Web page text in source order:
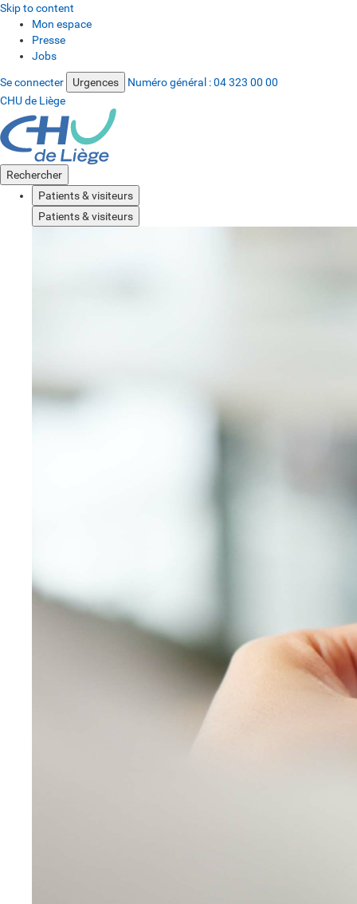
Skip to content
Mon espace
Presse
Jobs
Se connecter Urgences Numéro général :04 323 00 00
CHU de Liège
Rechercher
Patients & visiteurs
Patients & visiteurs